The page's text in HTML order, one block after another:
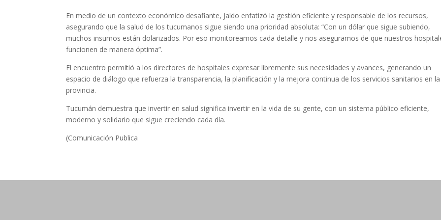
En medio de un contexto económico desafiante, Jaldo enfatizó la gestión eficiente y responsable de los recursos,
asegurando que la salud de los tucumanos sigue siendo una prioridad absoluta: “Con un dólar que sigue subiendo,
muchos insumos están dolarizados. Por eso monitoreamos cada detalle y nos aseguramos de que nuestros
funcionen de manera óptima”.
El encuentro permitió a los directores de hospitales expresar libremente sus necesidades y avances, generando un
espacio de diálogo que refuerza la transparencia, la planificación y la mejora continua de los servicios sanitarios en la
provincia.
Tucumán demuestra que invertir en salud significa invertir en la vida de su gente, con un sistema público eficiente,
moderno y solidario que sigue creciendo cada día.
(Comunicación Publica